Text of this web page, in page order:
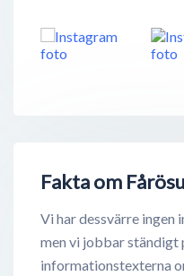
Fakta om
Vi har dessvärre ingen
men vi jobbar ständigt
informationstexterna